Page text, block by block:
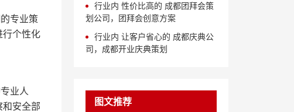
专业策
行个性化
业人
和安全部
行业内 性价比高的 成都团拜会策
划公司，团拜会创意方案
行业内 让客户省心的 成都庆典公
司，成都开业庆典策划
图文推荐